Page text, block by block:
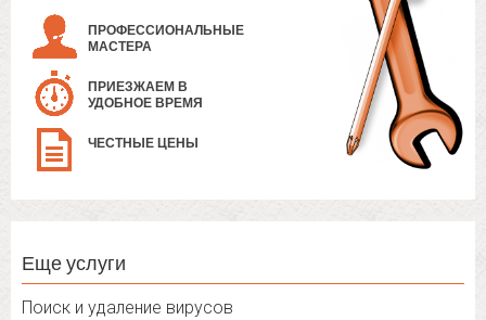
ПРОФЕССИОНАЛЬНЫЕ
МАСТЕРА
ПРИЕЗЖАЕМ В
УДОБНОЕ ВРЕМЯ
ЧЕСТНЫЕ ЦЕНЫ
Еще услуги
Поиск и удаление вирусов